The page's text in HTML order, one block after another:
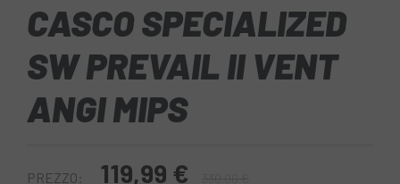
CASCO SPECIALIZED
SW PREVAIL II VENT
ANGI MIPS
PREZZO: 119,99 €